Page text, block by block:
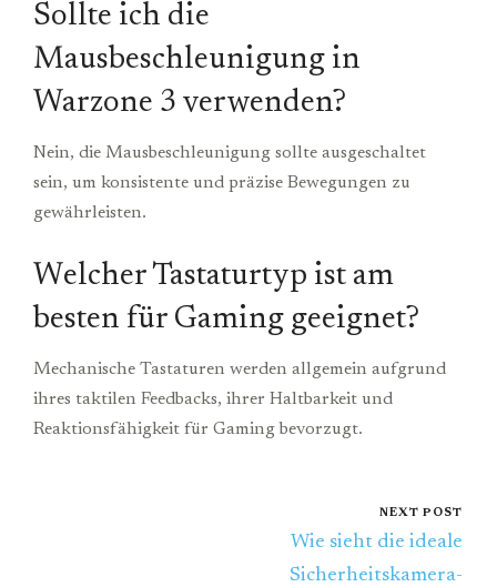
Sollte ich die
Mausbeschleunigung in
Warzone 3 verwenden?
Nein, die Mausbeschleunigung sollte ausgeschaltet
sein, um konsistente und präzise Bewegungen zu
gewährleisten.
Welcher Tastaturtyp ist am
besten für Gaming geeignet?
Mechanische Tastaturen werden allgemein aufgrund
ihres taktilen Feedbacks, ihrer Haltbarkeit und
Reaktionsfähigkeit für Gaming bevorzugt.
NEXT POST
Wie sieht die ideale
Sicherheitskamera-